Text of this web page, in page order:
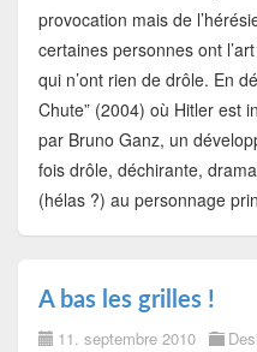
provocation mais de
certaines personnes ont
qui n’ont rien de drôle. En
Chute” (2004) où Hitler est
par Bruno Ganz, un
fois drôle, déchirante,
(hélas ?) au personnage
A bas les grilles !
11. septembre 2010